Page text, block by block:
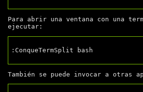
Para abrir una ventana con una
ejecutar:
:ConqueTermSplit bash
También se puede invocar a otras